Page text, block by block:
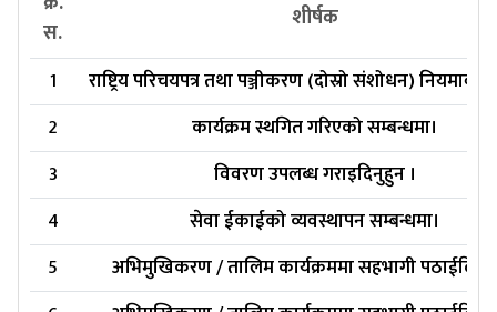
स.
शीर्षक
1
राष्ट्रिय परिचयपत्र तथा पञ्जीकरण (दोस्रो संशोधन)
2
कार्यक्रम स्थगित गरिएको सम्बन्धमा।
3
विवरण उपलब्ध गराइदिनुहुन ।
4
सेवा ईकाईको व्यवस्थापन सम्बन्धमा।
5
अभिमुखिकरण / तालिम कार्यक्रममा सहभागी पठाईदिनु